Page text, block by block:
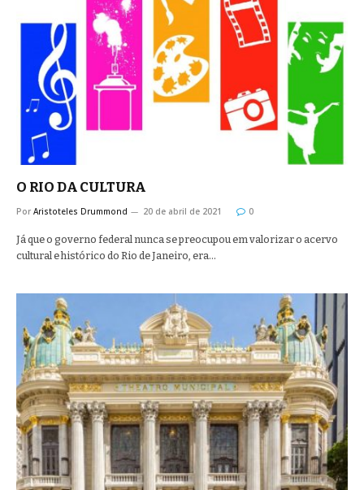
O RIO DA CULTURA
Por Aristoteles Drummond 20 de abril de 2021 0
Já que o governo federal nunca se preocupou em valorizar o acervo
cultural e histórico do Rio de Janeiro, era…